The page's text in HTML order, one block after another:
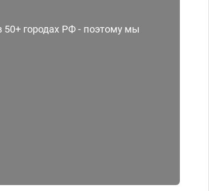
городах РФ - поэтому мы